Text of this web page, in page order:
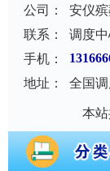
公司：
安仪
联系：
调度
手机：
地址：
全国
本